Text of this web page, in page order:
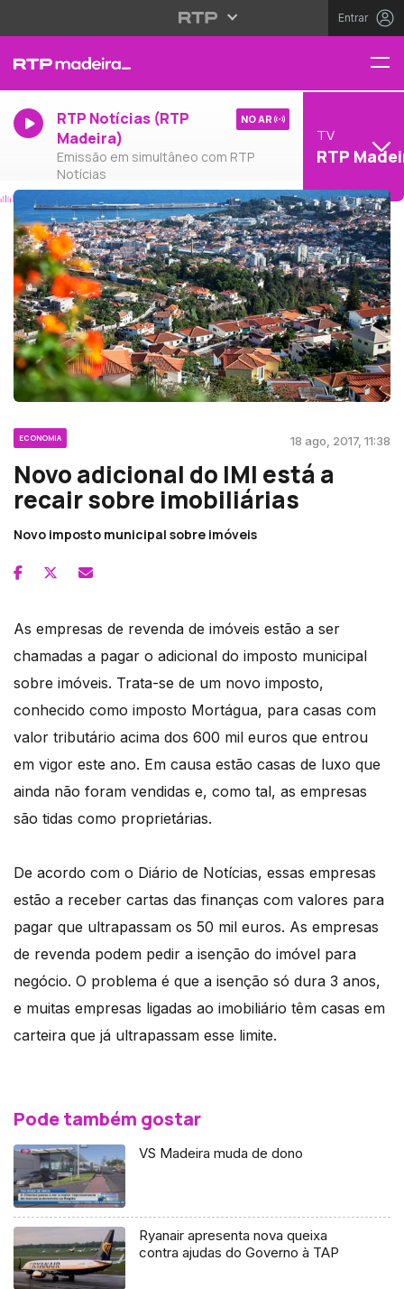
Entrar
RTP Notícias (RTP
Madeira)
Emissão em simultâneo com RTP
Notícias
NO AR
TV
RTP
ECONOMIA 18 ago, 2017, 11:38
Novo adicional do IMI está a
recair sobre imobiliárias
Novo imposto municipal sobre imóveis
As empresas de revenda de imóveis estão a ser
chamadas a pagar o adicional do imposto municipal
sobre imóveis. Trata-se de um novo imposto,
conhecido como imposto Mortágua, para casas com
valor tributário acima dos 600 mil euros que entrou
em vigor este ano. Em causa estão casas de luxo que
ainda não foram vendidas e, como tal, as empresas
são tidas como proprietárias.
De acordo com o Diário de Notícias, essas empresas
estão a receber cartas das finanças com valores para
pagar que ultrapassam os 50 mil euros. As empresas
de revenda podem pedir a isenção do imóvel para
negócio. O problema é que a isenção só dura 3 anos,
e muitas empresas ligadas ao imobiliário têm casas em
carteira que já ultrapassam esse limite.
Pode também gostar
VS Madeira muda de dono
Ryanair apresenta nova queixa
contra ajudas do Governo à TAP